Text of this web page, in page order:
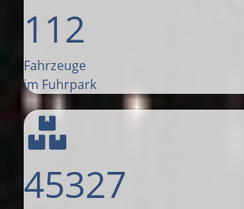
112
Fahrzeuge
im Fuhrpark
45327